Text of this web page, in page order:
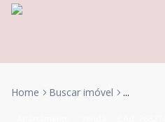
Home Buscar imóvel ...